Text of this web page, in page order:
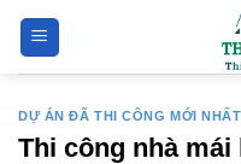
Bỏ
qua
nội
DỰ ÁN ĐÃ THI CÔNG MỚI NHẤT
Thi công nhà mái